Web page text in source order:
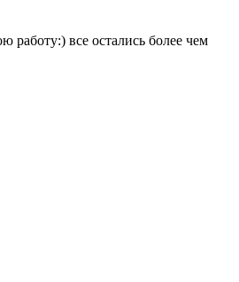
работу:) все остались более чем